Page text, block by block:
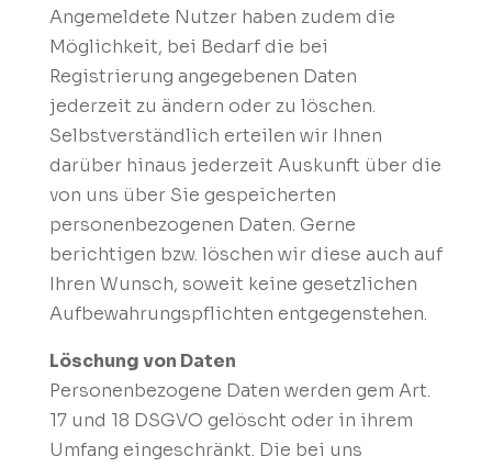
Angemeldete Nutzer haben zudem die
Möglichkeit, bei Bedarf die bei
Registrierung angegebenen Daten
jederzeit zu ändern oder zu löschen.
Selbstverständlich erteilen wir Ihnen
darüber hinaus jederzeit Auskunft über die
von uns über Sie gespeicherten
personenbezogenen Daten. Gerne
berichtigen bzw. löschen wir diese auch auf
Ihren Wunsch, soweit keine gesetzlichen
Aufbewahrungspflichten entgegenstehen.
Löschung von Daten
Personenbezogene Daten werden gem Art.
17 und 18 DSGVO gelöscht oder in ihrem
Umfang eingeschränkt. Die bei uns